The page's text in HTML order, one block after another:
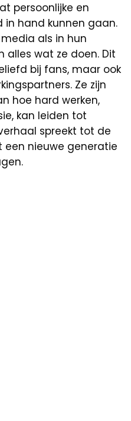
persoonlijke en
in hand kunnen gaan.
als in hun
alles wat ze doen. Dit
bij fans, maar ook
Ze zijn
hoe hard werken,
kan leiden tot
spreekt tot de
een nieuwe generatie